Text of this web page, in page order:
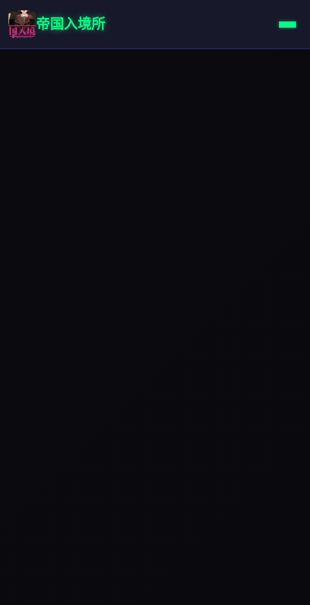
帝国入境所